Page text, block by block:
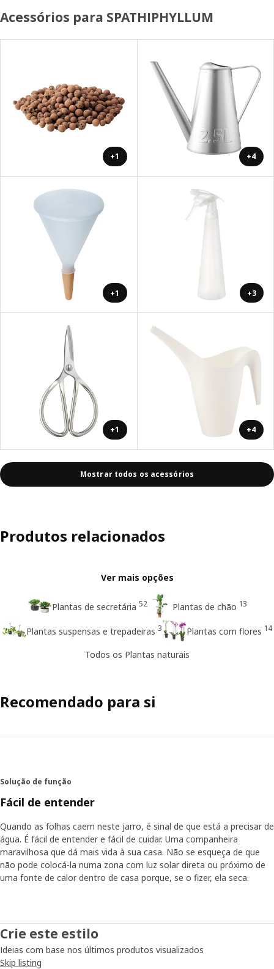
Acessórios para SPATHIPHYLLUM
+1 +4
+1 +3
+1 +4
Mostrar todos os acessórios
Produtos relacionados
Ver mais opções
Plantas de secretária 52 Plantas de chão 13
Plantas suspensas e trepadeiras 3 Plantas com flores 14
Todos os Plantas naturais
Recomendado para si
Solução de função
Fácil de entender
Quando as folhas caem neste jarro, é sinal de que está a precisar de
água. É fácil de entender e fácil de cuidar. Uma companheira
maravilhosa que dá mais vida à sua casa. Não se esqueça de que
não pode colocá-la numa zona com luz solar direta ou próximo de
uma fonte de calor dentro de casa porque, se o fizer, ela seca.
Crie este estilo
Ideias com base nos últimos produtos visualizados
Skip listing